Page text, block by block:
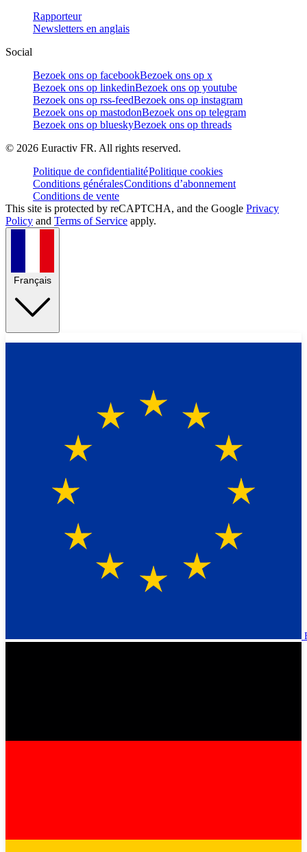
Rapporteur
Newsletters en anglais
Social
Bezoek ons op facebookBezoek ons op x
Bezoek ons op linkedinBezoek ons op youtube
Bezoek ons op rss-feedBezoek ons op instagram
Bezoek ons op mastodonBezoek ons op telegram
Bezoek ons op blueskyBezoek ons op threads
© 2026 Euractiv FR. All rights reserved.
Politique de confidentialitéPolitique cookies
Conditions généralesConditions d’abonnement
Conditions de vente
This site is protected by reCAPTCHA, and the Google Privacy
Policy and Terms of Service apply.
Français